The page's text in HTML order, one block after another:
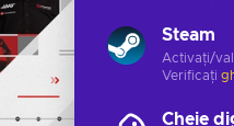
Steam
Activați/
Verificați
Cheie